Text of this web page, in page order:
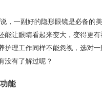
，一副好的隐形眼镜是必备的
能让眼睛看起来变大，变得更
护理工作同样不能忽视，选对
没有了解过呢？
能